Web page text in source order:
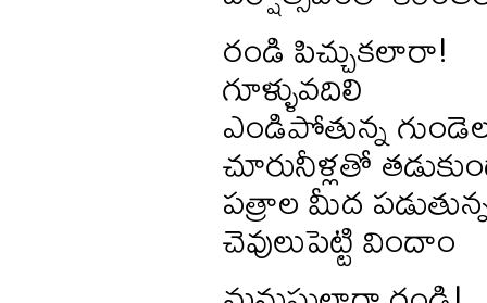
రండి పిచ్చుకలారా!
గూళ్ళువదిలి
ఎండిపోతున్న
చూరునీళ్లతో
పత్రాల మీద
చెవులుపెట్టి విందాం